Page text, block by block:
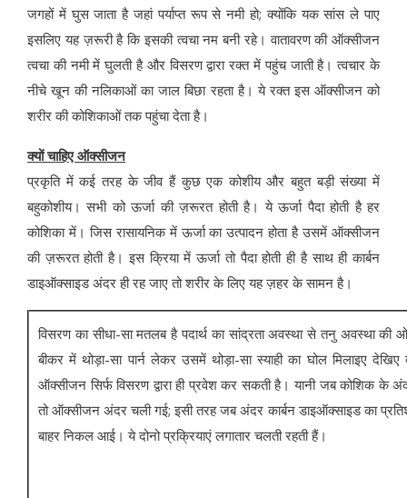
जगहों में घुस जाता है जहां पर्याप्‍त रूप से नमी हो; क्‍योंकि यक सांस ले पाए
इसलिए यह ज़रूरी है कि इसकी त्‍वचा नम बनी रहे। वातावरण की ऑक्‍सीजन
त्‍वचा की नमी में घुलती है और विसरण द्वारा रक्‍त में पहुंच जाती है। त्‍वचार के
नीचे खून की नलिकाओं का जाल बि‍छा रहता है। ये रक्‍त इस ऑक्‍सीजन को
शरीर की कोशि‍काओं तक पहुंचा देता है।
क्‍यों चाहिए ऑक्‍सीजन
प्रकृति में कई तरह के जीव हैं कुछ एक कोशीय और बहुत बड़ी संख्‍या में
बहुकोशीय। सभी को ऊर्जा की ज़रूरत होती है। ये ऊर्जा पैदा होती है हर
कोशिका में। जिस रासायनिक में ऊर्जा का उत्‍पादन होता है उसमें ऑक्‍सीजन
की ज़रूरत होती है। इस क्रिया में ऊर्जा तो पैदा होती ही है साथ ही कार्बन
डाइऑक्‍साइड अंदर ही रह जाए तो शरीर के लिए यह ज़हर के सामन है।
विसरण का सीधा-सा मतलब है पदार्थ का सांद्रता अवस्था से तनु अवस्था की
बीकर में थोड़ा-सा पार्न लेकर उसमें थोड़ा-सा स्याही का घोल मिलाइए
ऑक्सीजन सिर्फ विसरण द्वारा ही प्रवेश कर सकती है। यानी जब कोशिक
तो ऑक्सीजन अंदर चली गई; इसी तरह जब अंदर कार्बन डाइऑक्साइड का
बाहर निकल आई। ये दोनो प्रक्रियाएं लगातार चलती रहती हैं।